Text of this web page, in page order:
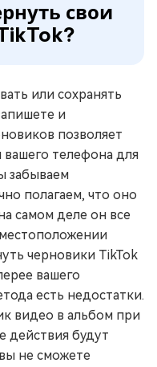
свои
или сохранять
и
позволяет
вашего телефона для
забываем
полагаем, что оно
самом деле он все
черновики TikTok
вашего
есть недостатки.
видео в альбом при
действия будут
не сможете